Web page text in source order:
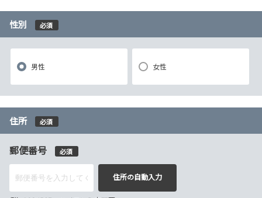
性別 必須
男性 女性
住所 必須
郵便番号 必須
住所の自動入力